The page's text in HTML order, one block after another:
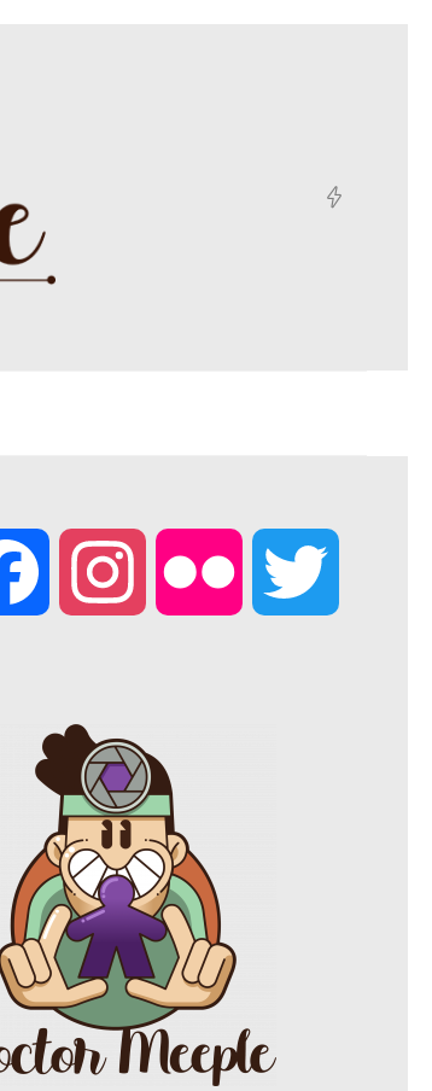
e
b
o
t
a
g